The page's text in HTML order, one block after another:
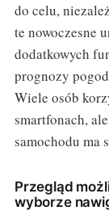
do celu,
te nowoczesne
dodatkowych
prognozy
Wiele osób
smartfonach,
samochodu ma
Przegląd
wyborze